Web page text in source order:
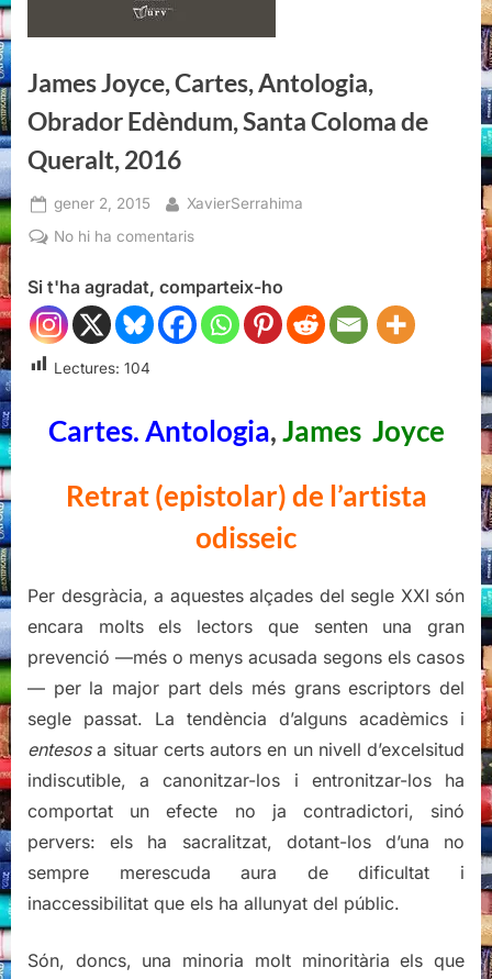
James Joyce, Cartes, Antologia,
Obrador Edèndum, Santa Coloma de
Queralt, 2016
Posted
on
gener 2, 2015 By
XavierSerrahima
No hi ha comentarisa
Joyce,
Cartes,
Antologia,
Coloma
Queralt,
Si t'ha agradat, comparteix-ho
Lectures: 104
Cartes. Antologia,James Joyce
Retrat (epistolar) de l’artista
odisseic
Per desgràcia, a aquestes alçades del segle XXI són
encara molts els lectors que senten una gran
prevenció —més o menys acusada segons els casos
— per la major part dels més grans escriptors del
segle passat. La tendència d’alguns acadèmics i
entesosa situar certs autors en un nivell d’excelsitud
indiscutible, a canonitzar-los i entronitzar-los ha
comportat un efecte no ja contradictori, sinó
pervers: els ha sacralitzat, dotant-los d’una no
sempre merescuda aura de dificultat i
inaccessibilitat que els ha allunyat del públic.
Són, doncs, una minoria molt minoritària els que